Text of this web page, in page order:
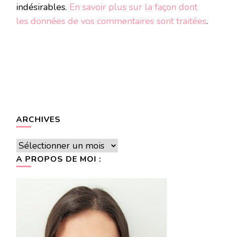
indésirables. En savoir plus sur la façon dont
les données de vos commentaires sont traitées.
ARCHIVES
Archives
A PROPOS DE MOI :